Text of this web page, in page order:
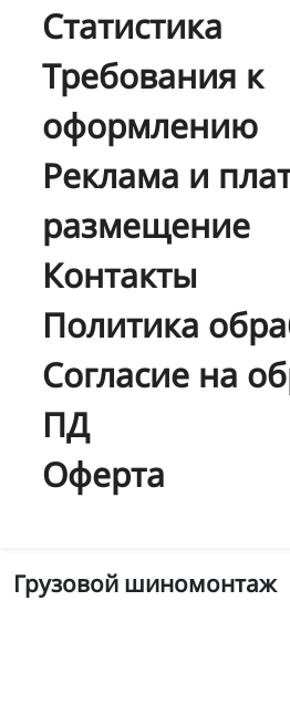
Статистика
Требования к
оформлению
Реклама и
размещение
Контакты
Политика
Согласие на
ПД
Оферта
Грузовой шиномонтаж